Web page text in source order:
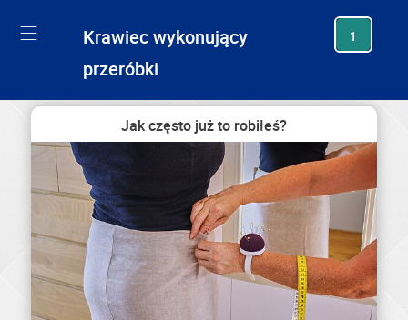
Krawiec wykonujący
przeróbki
1
Jak często już to robiłeś?